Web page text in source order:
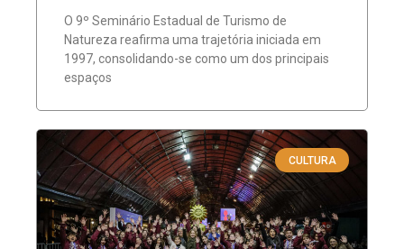
O 9º Seminário Estadual de Turismo de
Natureza reafirma uma trajetória iniciada em
1997, consolidando-se como um dos principais
espaços
CULTURA